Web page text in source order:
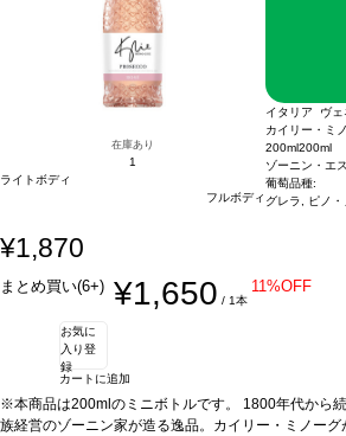
あり価格が同様の場合は自動的に次のヴィンテージに
在庫あり
1
ライトボディ
フルボディ
イタリア ヴェ
カイリー・ミ
200ml200ml
ゾーニン・エ
葡萄品種:
グレラ, ピノ
¥1,870
まとめ買い(6+) ¥1,650 / 1本
11%OFF
お気に
入り登
録
カートに追加
※本商品は200mlのミニボトルです。
族経営のゾーニン家が造る逸品。カイリー・ミノー